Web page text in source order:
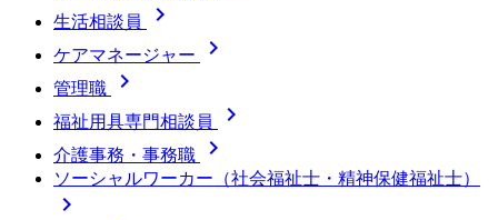
生活相談員 
ケアマネージャー 
管理職 
福祉用具専門相談員 
介護事務・事務職 
ソーシャルワーカー（社会福祉士・精神保健福祉士）
